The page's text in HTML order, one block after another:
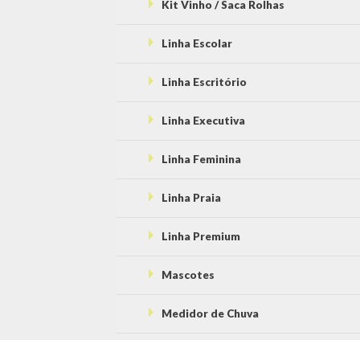
Kit Vinho / Saca Rolhas
Linha Escolar
Linha Escritório
Linha Executiva
Linha Feminina
Linha Praia
Linha Premium
Mascotes
Medidor de Chuva